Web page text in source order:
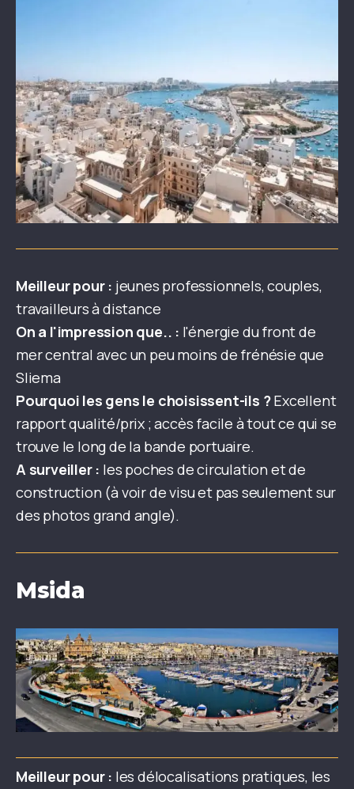
Meilleur pour : jeunes professionnels, couples,
travailleurs à distance
On a l'impression que.. : l'énergie du front de
mer central avec un peu moins de frénésie que
Sliema
Pourquoi les gens le choisissent-ils ?Excellent
rapport qualité/prix ; accès facile à tout ce qui se
trouve le long de la bande portuaire.
A surveiller : les poches de circulation et de
construction (à voir de visu et pas seulement sur
des photos grand angle).
Msida
Meilleur pour : les délocalisations pratiques, les